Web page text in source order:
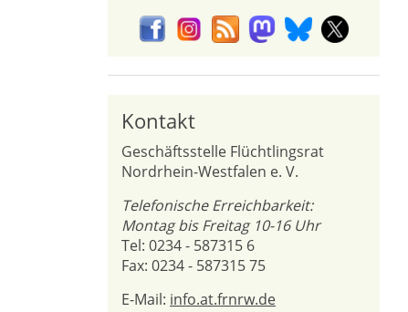
Kontakt
Geschäftsstelle Flüchtlingsrat
Nordrhein-Westfalen e. V.
Telefonische Erreichbarkeit:
Montag bis Freitag 10-16 Uhr
Tel: 0234 - 587315 6
Fax: 0234 - 587315 75
E-Mail: info.at.frnrw.de